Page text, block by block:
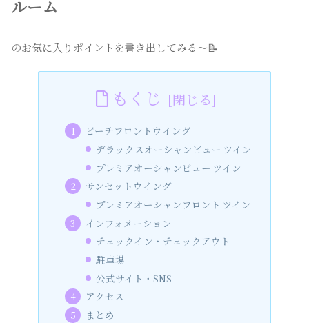
ルーム
のお気に入りポイントを書き出してみる〜📝
もくじ
ビーチフロントウイング
デラックスオーシャンビュー ツイン
プレミアオーシャンビュー ツイン
サンセットウイング
プレミアオーシャンフロント ツイン
インフォメーション
チェックイン・チェックアウト
駐車場
公式サイト・SNS
アクセス
まとめ